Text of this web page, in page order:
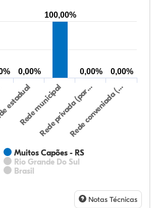
Muitos Capões - RS
Rio Grande Do Sul
Brasil
Rede municipal
Rede privada (par…Rede conveniada (…
0,00%
100,00%
0,00% 0,00%
Notas Técnicas